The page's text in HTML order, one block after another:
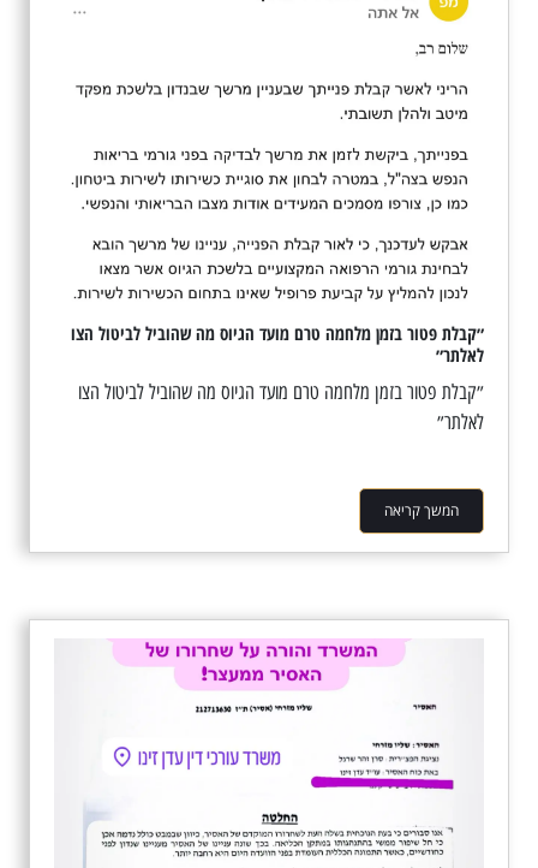
״קבלת פטור בזמן מלחמה טרם מועד הגיוס מה שהוביל לביטול הצו
לאלתר״
״קבלת פטור בזמן מלחמה טרם מועד הגיוס מה שהוביל לביטול הצו
לאלתר״
המשך קריאה